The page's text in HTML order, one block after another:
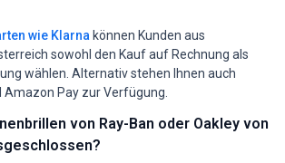
wie Klarna können Kunden aus
sowohl den Kauf auf Rechnung als
wählen. Alternativ stehen Ihnen auch
Amazon Pay zur Verfügung.
von Ray-Ban oder Oakley von